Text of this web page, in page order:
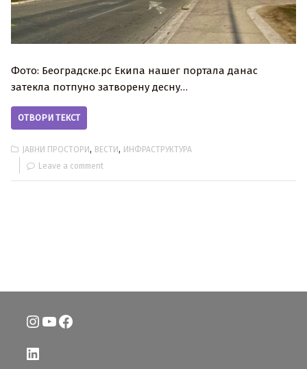
Фото: Београдске.рс Екипа нашег портала данас
затекла потпуно затворену десну…
ОТВОРИ ТЕКСТ
ЈАВНИ ПРОСТОРИ, ВЕСТИ, ИНФРАСТРУКТУРА
Leave a comment
Instagram
YouTube
Facebook
LinkedIn